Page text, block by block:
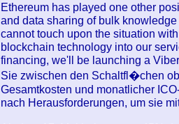
Ethereum has played one other
and data sharing of bulk
cannot touch upon the situation
blockchain technology into our
financing, we'll be launching a
Sie zwischen den Schaltfl�chen
Gesamtkosten und monatlicher
nach Herausforderungen, um sie